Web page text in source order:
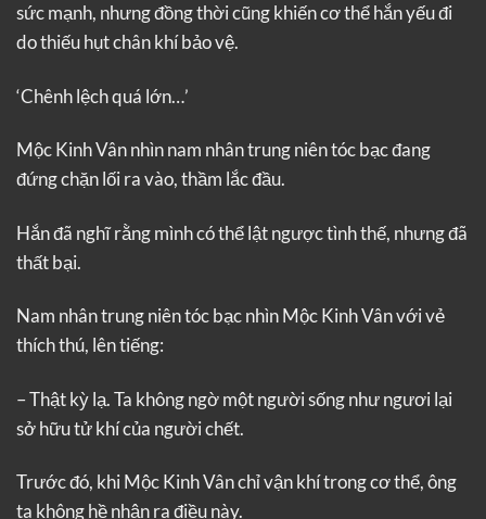
sức mạnh, nhưng đồng thời cũng khiến cơ thể hắn yếu đi
do thiếu hụt chân khí bảo vệ.
‘Chênh lệch quá lớn…’
Mộc Kinh Vân nhìn nam nhân trung niên tóc bạc đang
đứng chặn lối ra vào, thầm lắc đầu.
Hắn đã nghĩ rằng mình có thể lật ngược tình thế, nhưng đã
thất bại.
Nam nhân trung niên tóc bạc nhìn Mộc Kinh Vân với vẻ
thích thú, lên tiếng:
– Thật kỳ lạ. Ta không ngờ một người sống như ngươi lại
sở hữu tử khí của người chết.
Trước đó, khi Mộc Kinh Vân chỉ vận khí trong cơ thể, ông
ta không hề nhận ra điều này.